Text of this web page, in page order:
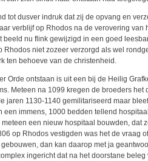
tot dusver indruk dat zij de opvang en
verblijf op Rhodos na de verovering
beeld nu flink gewijzigd in een goed
niet zozeer verzorgd als wel
ten behoeve van de christenheid.
Orde ontstaan is uit een bij de Heilig
Meteen na 1099 kregen de broeders
jaren 1130-1140 gemilitariseerd maar
immens, 1000 bedden tellend
een nieuw hospitaal bouwden, dat
op Rhodos vestigden was het de vraag
dan kan daarop met ja
ingericht dat na het doorstane